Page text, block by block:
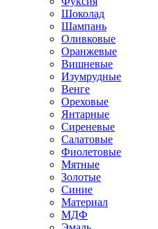
Шоколад
Шампань
Оливковые
Оранжевые
Вишневые
Изумрудные
Венге
Ореховые
Янтарные
Сиреневые
Салатовые
Фиолетовые
Мятные
Золотые
Синие
Материал
МДФ